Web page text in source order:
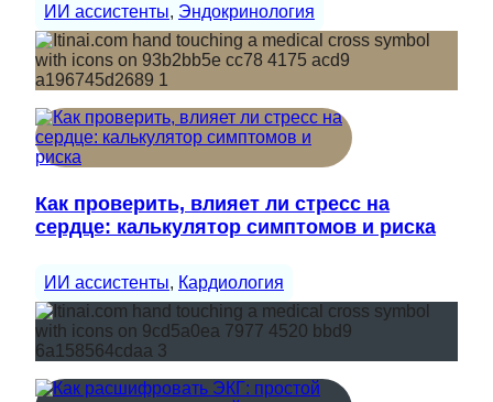
ИИ ассистенты, Эндокринология
Как проверить, влияет ли стресс на
сердце: калькулятор симптомов и риска
ИИ ассистенты, Кардиология